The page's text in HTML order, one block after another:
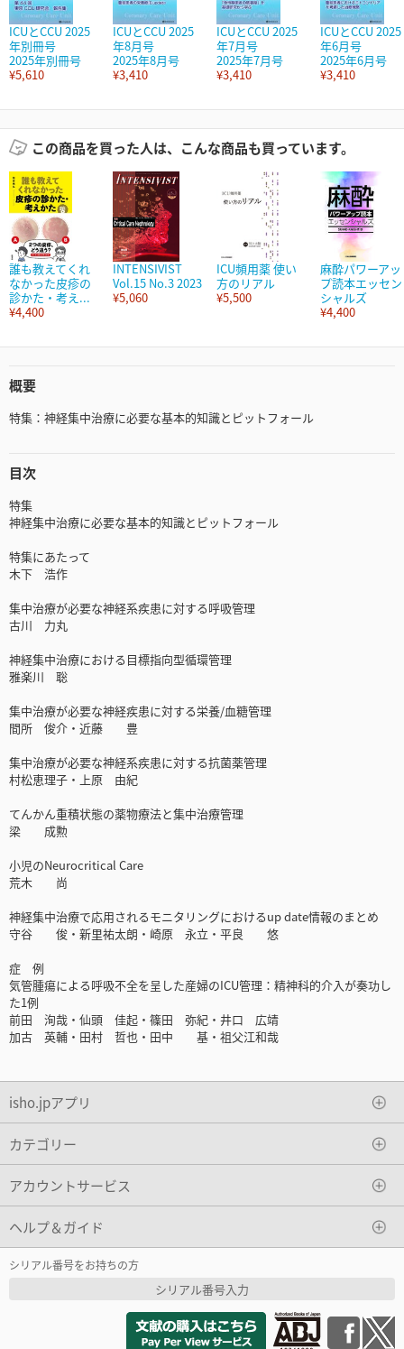
ICUとCCU 2025
年別冊号
2025年別冊号
¥5,610
ICUとCCU 2025
年8月号
2025年8月号
¥3,410
ICUとCCU 2025
年7月号
2025年7月号
¥3,410
ICUとCCU 2025
年6月号
2025年6月号
¥3,410
この商品を買った人は、こんな商品も買っています。
誰も教えてくれ
なかった皮疹の
診かた・考え...
¥4,400
INTENSIVIST
Vol.15 No.3 2023
¥5,060
ICU頻用薬 使い
方のリアル
¥5,500
麻酔パワーアッ
プ読本エッセン
シャルズ
¥4,400
概要
特集：神経集中治療に必要な基本的知識とピットフォール
目次
特集
神経集中治療に必要な基本的知識とピットフォール
特集にあたって
木下 浩作
集中治療が必要な神経系疾患に対する呼吸管理
古川 力丸
神経集中治療における目標指向型循環管理
雅楽川 聡
集中治療が必要な神経疾患に対する栄養/血糖管理
間所 俊介・近藤 豊
集中治療が必要な神経系疾患に対する抗菌薬管理
村松恵理子・上原 由紀
てんかん重積状態の薬物療法と集中治療管理
梁 成勲
小児のNeurocritical Care
荒木 尚
神経集中治療で応用されるモニタリングにおけるup date情報のまとめ
守谷 俊・新里祐太朗・崎原 永立・平良 悠
症 例
気管腫瘍による呼吸不全を呈した産婦のICU管理：精神科的介入が奏功し
た1例
前田 洵哉・仙頭 佳起・篠田 弥紀・井口 広靖
加古 英輔・田村 哲也・田中 基・祖父江和哉
isho.jpアプリ
カテゴリー
アカウントサービス
ヘルプ＆ガイド
シリアル番号をお持ちの方
シリアル番号入力